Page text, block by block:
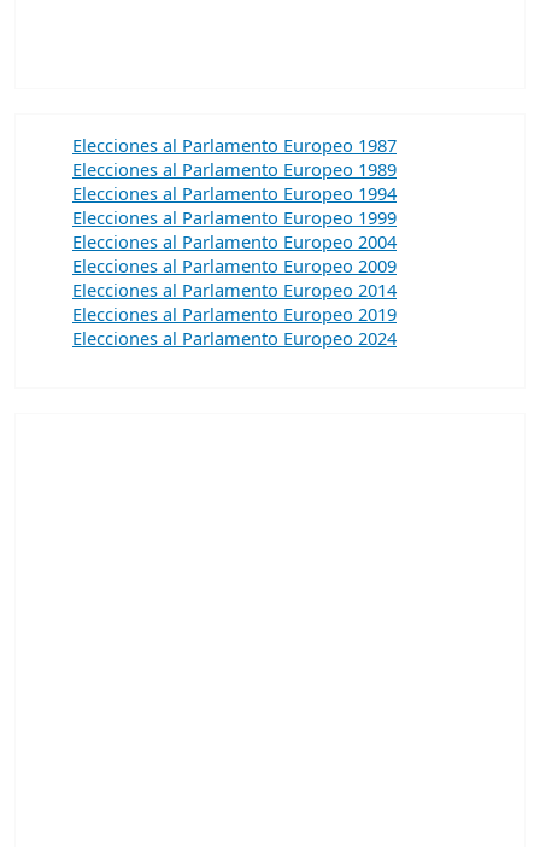
Elecciones al Parlamento Europeo 1987
Elecciones al Parlamento Europeo 1989
Elecciones al Parlamento Europeo 1994
Elecciones al Parlamento Europeo 1999
Elecciones al Parlamento Europeo 2004
Elecciones al Parlamento Europeo 2009
Elecciones al Parlamento Europeo 2014
Elecciones al Parlamento Europeo 2019
Elecciones al Parlamento Europeo 2024